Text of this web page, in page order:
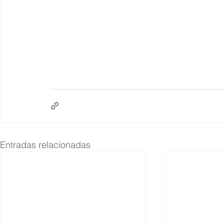
Entradas relacionadas